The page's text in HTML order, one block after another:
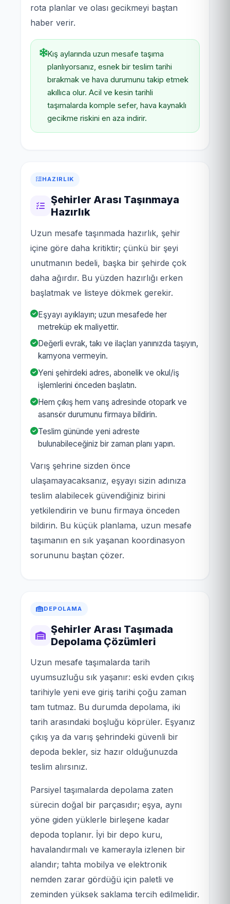
rota planlar ve olası gecikmeyi baştan
haber verir.
Kış aylarında uzun mesafe taşıma
planlıyorsanız, esnek bir teslim tarihi
bırakmak ve hava durumunu takip etmek
akıllıca olur. Acil ve kesin tarihli
taşımalarda komple sefer, hava kaynaklı
gecikme riskini en aza indirir.
HAZIRLIK
Şehirler Arası Taşınmaya
Hazırlık
Uzun mesafe taşınmada hazırlık, şehir
içine göre daha kritiktir; çünkü bir şeyi
unutmanın bedeli, başka bir şehirde çok
daha ağırdır. Bu yüzden hazırlığı erken
başlatmak ve listeye dökmek gerekir.
Eşyayı ayıklayın; uzun mesafede her
metreküp ek maliyettir.
Değerli evrak, takı ve ilaçları yanınızda taşıyın,
kamyona vermeyin.
Yeni şehirdeki adres, abonelik ve okul/iş
işlemlerini önceden başlatın.
Hem çıkış hem varış adresinde otopark ve
asansör durumunu firmaya bildirin.
Teslim gününde yeni adreste
bulunabileceğiniz bir zaman planı yapın.
Varış şehrine sizden önce
ulaşamayacaksanız, eşyayı sizin adınıza
teslim alabilecek güvendiğiniz birini
yetkilendirin ve bunu firmaya önceden
bildirin. Bu küçük planlama, uzun mesafe
taşımanın en sık yaşanan koordinasyon
sorununu baştan çözer.
DEPOLAMA
Şehirler Arası Taşımada
Depolama Çözümleri
Uzun mesafe taşımalarda tarih
uyumsuzluğu sık yaşanır: eski evden çıkış
tarihiyle yeni eve giriş tarihi çoğu zaman
tam tutmaz. Bu durumda depolama, iki
tarih arasındaki boşluğu köprüler. Eşyanız
çıkış ya da varış şehrindeki güvenli bir
depoda bekler, siz hazır olduğunuzda
teslim alırsınız.
Parsiyel taşımalarda depolama zaten
sürecin doğal bir parçasıdır; eşya, aynı
yöne giden yüklerle birleşene kadar
depoda toplanır. İyi bir depo kuru,
havalandırmalı ve kamerayla izlenen bir
alandır; tahta mobilya ve elektronik
nemden zarar gördüğü için paletli ve
zeminden yüksek saklama tercih edilmelidir.